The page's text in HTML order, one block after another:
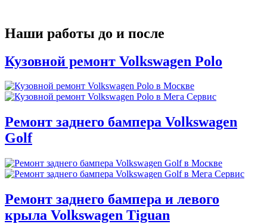
Наши работы до и после
Кузовной ремонт Volkswagen Polo
Ремонт заднего бампера Volkswagen
Golf
Ремонт заднего бампера и левого
крыла Volkswagen Tiguan